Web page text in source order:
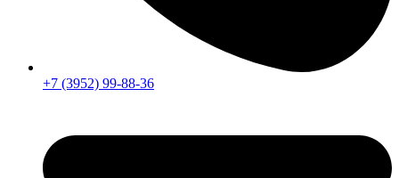
+7 (3952) 99-88-36